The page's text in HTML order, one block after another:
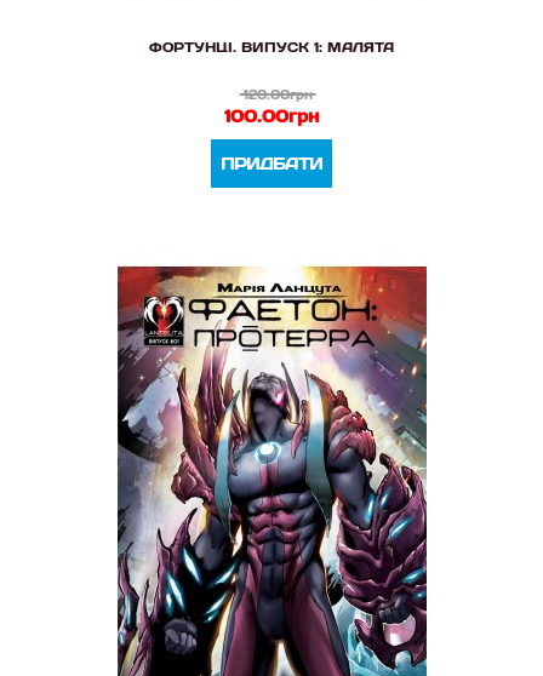
ФОРТУНЦІ. ВИПУСК 1: МАЛЯТА
120.00грн
100.00грн
ПРИДБАТИ